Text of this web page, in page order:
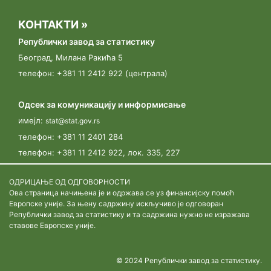
13.03.2023.
„У сусрет Попису пољопривреде"
09.03.2023.
пописивача
КОНТАКТИ »
Републички завод за статистику
Београд, Милана Ракића 5
телефон: +381 11 2412 922 (централа)
Одсек за комуникацију и информисање
имејл: stat@stat.gov.rs
телефон: +381 11 2401 284
телефон: +381 11 2412 922, лок. 335, 227
ОДРИЦАЊЕ ОД ОДГОВОРНОСТИ
Ова страница начињена је и одржава се уз финансијску помоћ
Европске уније. За њену садржину искључиво је одговоран
Републички завод за статистику и та садржина нужно не изражава
ставове Европске уније.
© 2024 Републички завод за статистику.